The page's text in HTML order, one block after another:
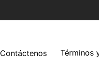
Contáctenos Términos